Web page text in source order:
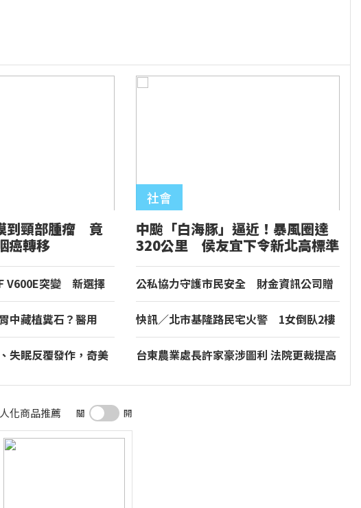
到頸部腫瘤 竟
癌轉移
V600E突變 新選擇
中藏植糞石？醫用
失眠反覆發作，奇美
中颱「白海豚」逼近！暴風圈達
320公里 侯友宜下令新北高標準
全面防颱
公私協力守護市民安全 財金資訊公司贈
快訊／北市基隆路民宅火警 1女倒臥2樓
台東農業處長許家豪涉圖利 法院更裁提高
化商品推薦 關 開